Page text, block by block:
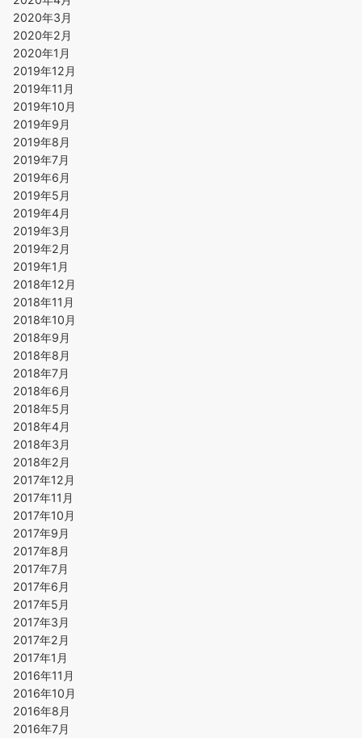
2020年3月
2020年2月
2020年1月
2019年12月
2019年11月
2019年10月
2019年9月
2019年8月
2019年7月
2019年6月
2019年5月
2019年4月
2019年3月
2019年2月
2019年1月
2018年12月
2018年11月
2018年10月
2018年9月
2018年8月
2018年7月
2018年6月
2018年5月
2018年4月
2018年3月
2018年2月
2017年12月
2017年11月
2017年10月
2017年9月
2017年8月
2017年7月
2017年6月
2017年5月
2017年3月
2017年2月
2017年1月
2016年11月
2016年10月
2016年8月
2016年7月